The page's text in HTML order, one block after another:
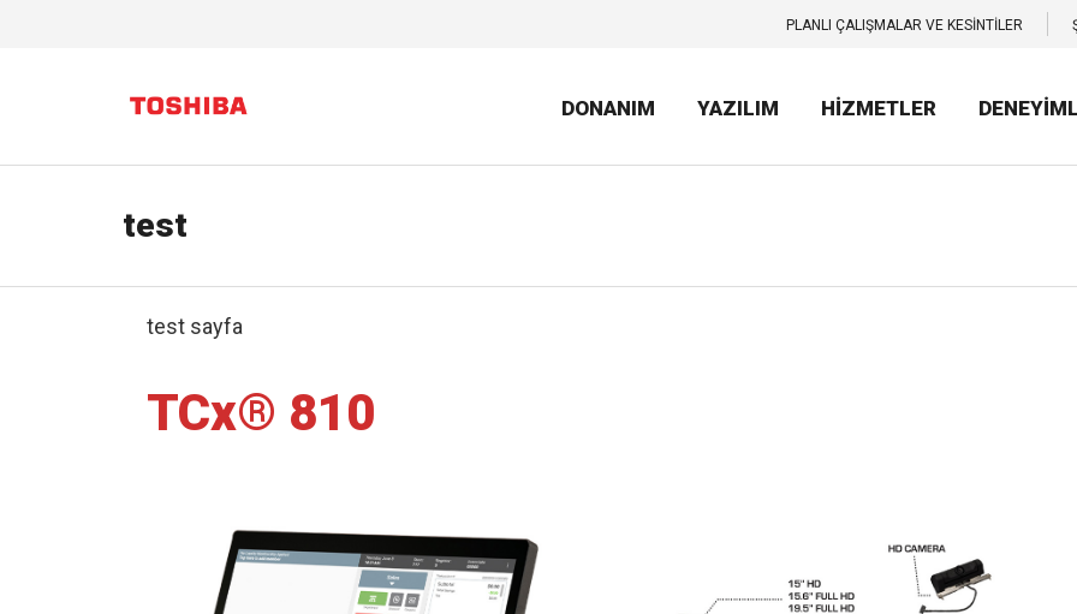
PLANLI ÇALIŞMALAR VE KESİNTİLER
DONANIM YAZILIM HİZMETLER
test
test sayfa
TCx® 810